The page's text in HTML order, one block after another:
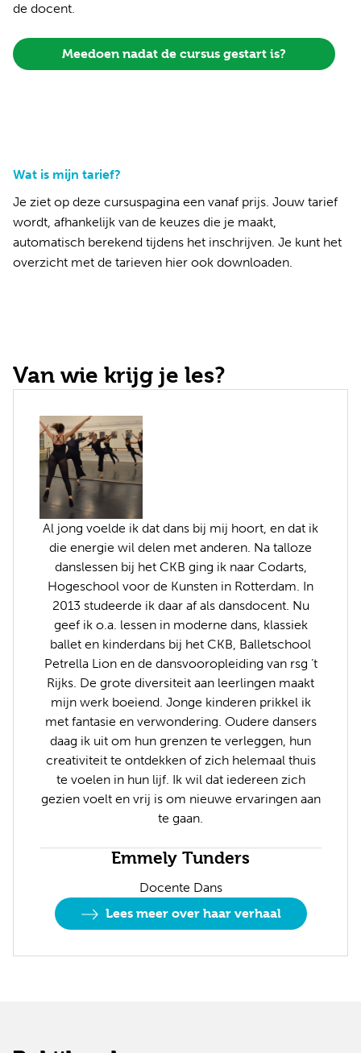
de docent.
Meedoen nadat de cursus gestart is?
Wat is mijn tarief?
Je ziet op deze cursuspagina een vanaf prijs. Jouw tarief
wordt, afhankelijk van de keuzes die je maakt,
automatisch berekend tijdens het inschrijven. Je kunt het
overzicht met de tarieven hier ook downloaden.
Van wie krijg je les?
Al jong voelde ik dat dans bij mij hoort, en dat ik
die energie wil delen met anderen. Na talloze
danslessen bij het CKB ging ik naar Codarts,
Hogeschool voor de Kunsten in Rotterdam. In
2013 studeerde ik daar af als dansdocent. Nu
geef ik o.a. lessen in moderne dans, klassiek
ballet en kinderdans bij het CKB, Balletschool
Petrella Lion en de dansvooropleiding van rsg ’t
Rijks. De grote diversiteit aan leerlingen maakt
mijn werk boeiend. Jonge kinderen prikkel ik
met fantasie en verwondering. Oudere dansers
daag ik uit om hun grenzen te verleggen, hun
creativiteit te ontdekken of zich helemaal thuis
te voelen in hun lijf. Ik wil dat iedereen zich
gezien voelt en vrij is om nieuwe ervaringen aan
te gaan.
Emmely Tunders
Docente Dans
Lees meer over haar verhaal